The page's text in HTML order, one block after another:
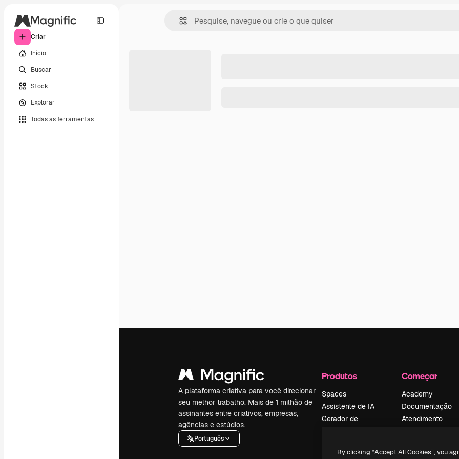
Criar
Início
Buscar
Stock
Explorar
Todas as ferramentas
A plataforma criativa para você direcionar
seu melhor trabalho. Mais de 1 milhão de
assinantes entre criativos, empresas,
agências e estúdios.
Português
Produtos
Spaces
Assistente de IA
Gerador de
Texto para voz
Começar
Academy
Documentação
Atendimento
Política de
By clicking “Accept All Cookies”, you